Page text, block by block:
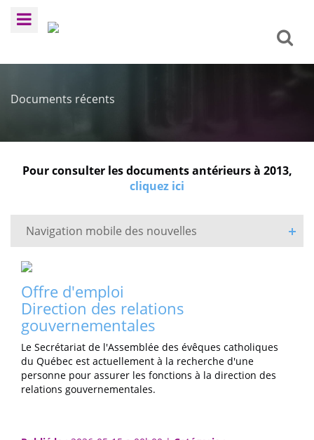
Documents récents
Pour consulter les documents antérieurs à 2013,
cliquez ici
Navigation mobile des nouvelles
Offre d'emploi
Direction des relations
gouvernementales
Le Secrétariat de l'Assemblée des évêques catholiques
du Québec est actuellement à la recherche d'une
personne pour assurer les fonctions à la direction des
relations gouvernementales.